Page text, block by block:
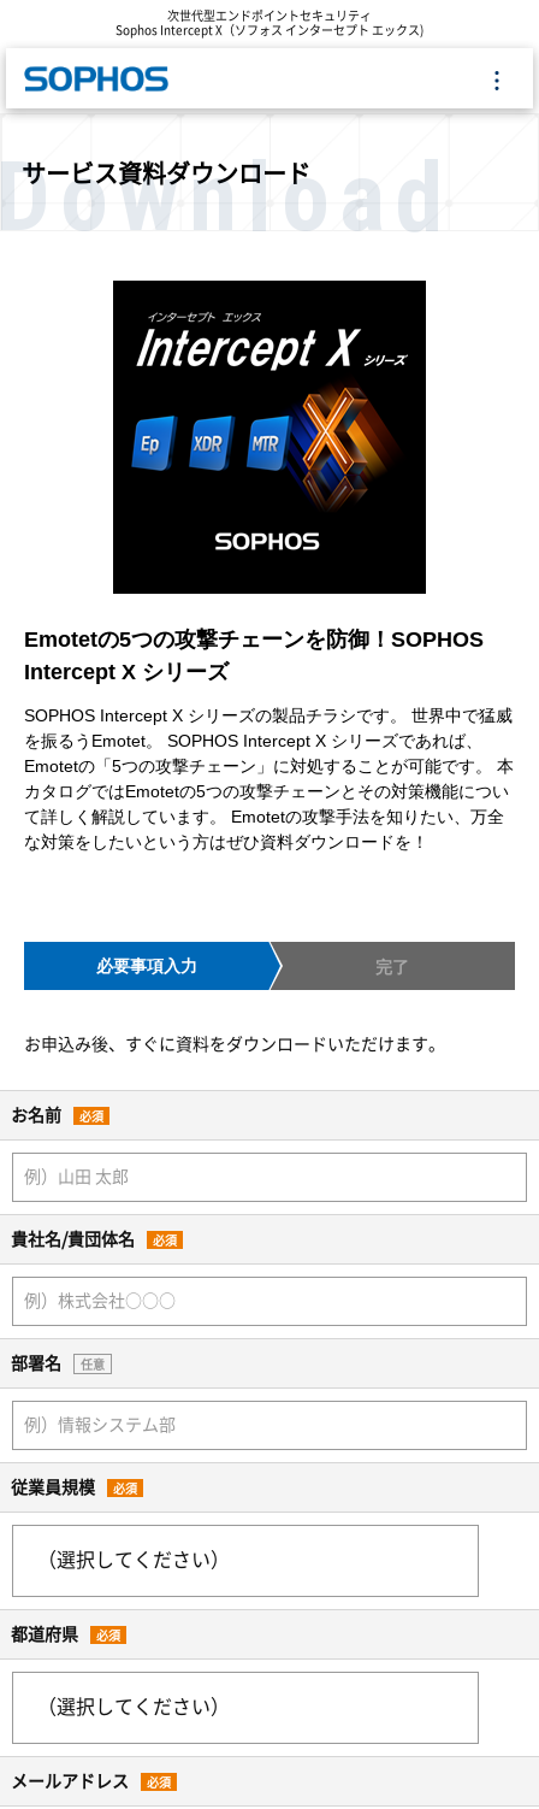
次世代型エンドポイントセキュリティ
Sophos Intercept X（ソフォス インターセプト エックス)
サービス資料ダウンロード
Emotetの5つの攻撃チェーンを防御！SOPHOS
Intercept X シリーズ
SOPHOS Intercept X シリーズの製品チラシです。 世界中で猛威
を振るうEmotet。 SOPHOS Intercept X シリーズであれば、
Emotetの「5つの攻撃チェーン」に対処することが可能です。 本
カタログではEmotetの5つの攻撃チェーンとその対策機能につい
て詳しく解説しています。 Emotetの攻撃手法を知りたい、万全
な対策をしたいという方はぜひ資料ダウンロードを！
必要事項入力 完了
お申込み後、すぐに資料をダウンロードいただけます。
お名前 必須
貴社名/貴団体名 必須
部署名 任意
従業員規模 必須
都道府県 必須
メールアドレス 必須